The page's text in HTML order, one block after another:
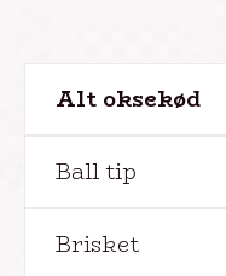
Alt oksekød
Ball tip
Brisket